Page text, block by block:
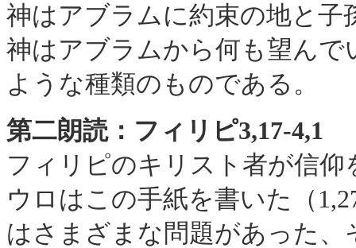
神はアブラムに約束の地と子
神はアブラムから何も望ん
ような種類のものである。
第二朗読：フィリピ3,17-4,1
フィリピのキリスト者が信
ウロはこの手紙を書いた（
はさまざまな問題があった